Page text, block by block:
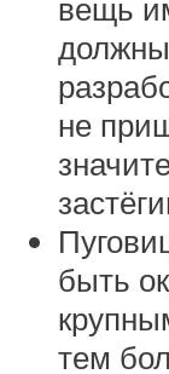
вещь
не
быть
тем